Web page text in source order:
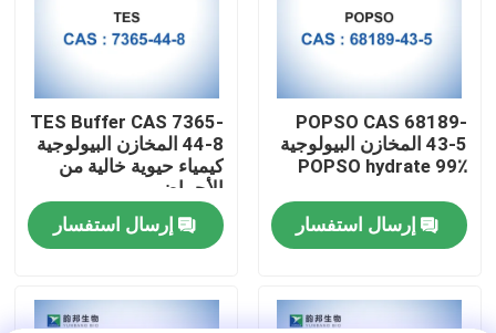
جولة في المعمل
مراقبة الجودة
POPSO CAS 68189-
43-5 المخازن البيولوجية
POPSO hydrate 99٪
إرسال استفسار
TES Buffer CAS 7365-
44-8 المخازن البيولوجية
كيمياء حيوية خالية من
الأحماض
إرسال استفسار